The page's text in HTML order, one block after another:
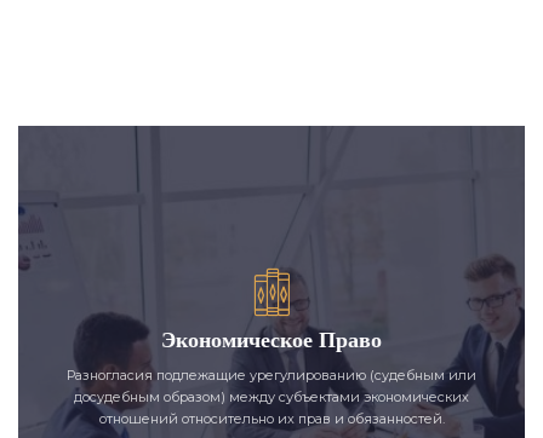
Экономическое Право
Разногласия подлежащие урегулированию (судебным или
досудебным образом) между субъектами экономических
отношений относительно их прав и обязанностей.